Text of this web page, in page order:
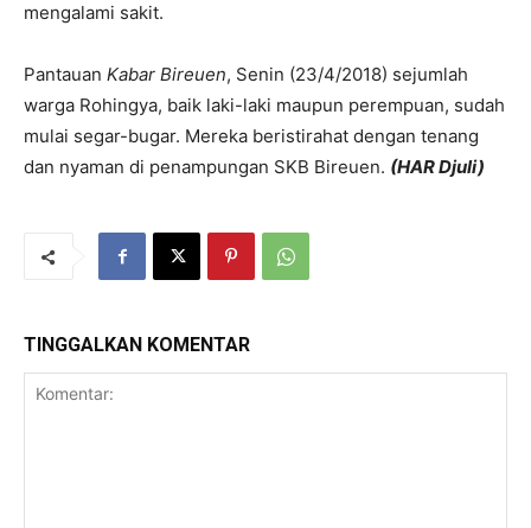
mengalami sakit.
Pantauan Kabar Bireuen, Senin (23/4/2018) sejumlah
warga Rohingya, baik laki-laki maupun perempuan, sudah
mulai segar-bugar. Mereka beristirahat dengan tenang
dan nyaman di penampungan SKB Bireuen. (HAR Djuli)
TINGGALKAN KOMENTAR